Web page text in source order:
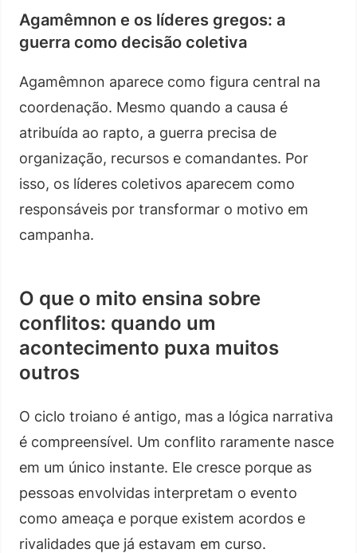
Agamêmnon e os líderes gregos: a
guerra como decisão coletiva
Agamêmnon aparece como figura central na
coordenação. Mesmo quando a causa é
atribuída ao rapto, a guerra precisa de
organização, recursos e comandantes. Por
isso, os líderes coletivos aparecem como
responsáveis por transformar o motivo em
campanha.
O que o mito ensina sobre
conflitos: quando um
acontecimento puxa muitos
outros
O ciclo troiano é antigo, mas a lógica narrativa
é compreensível. Um conflito raramente nasce
em um único instante. Ele cresce porque as
pessoas envolvidas interpretam o evento
como ameaça e porque existem acordos e
rivalidades que já estavam em curso.